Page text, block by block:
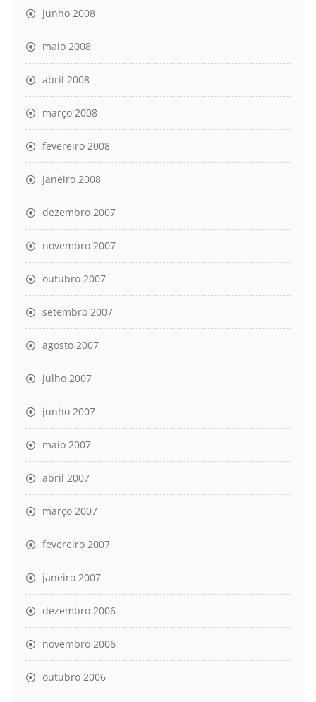
junho 2008
maio 2008
abril 2008
março 2008
fevereiro 2008
janeiro 2008
dezembro 2007
novembro 2007
outubro 2007
setembro 2007
agosto 2007
julho 2007
junho 2007
maio 2007
abril 2007
março 2007
fevereiro 2007
janeiro 2007
dezembro 2006
novembro 2006
outubro 2006